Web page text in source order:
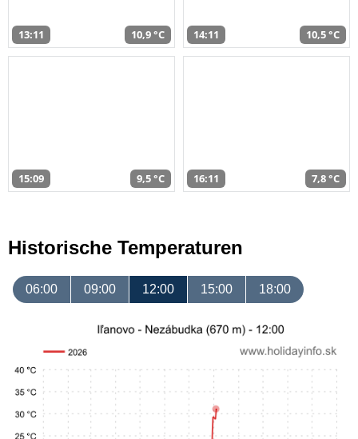
13:11 10,9 °C 14:11 10,5 °C
15:09 9,5 °C 16:11 7,8 °C
Historische Temperaturen
06:00 09:00 12:00 15:00 18:00